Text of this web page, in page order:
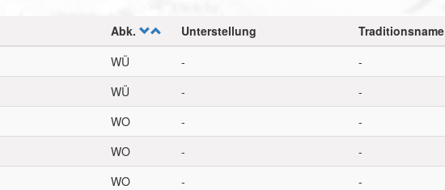
Abk. Unterstellung Traditionsname
WÜ - -
WÜ - -
WO - -
WO - -
WO - -